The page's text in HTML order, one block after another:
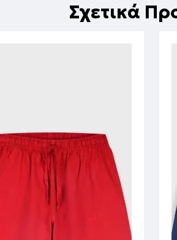
Σχετικά